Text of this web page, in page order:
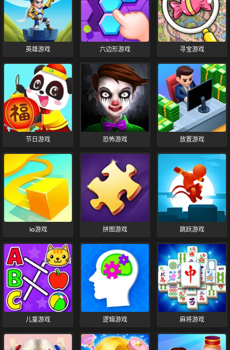
英雄游戏 六边形游戏 寻宝游戏
节日游戏 恐怖游戏 放置游戏
io游戏 拼图游戏 跳跃游戏
儿童游戏 逻辑游戏 麻将游戏